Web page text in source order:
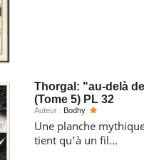
Thorgal: "au-delà
(Tome 5) PL 32
Auteur : Bodhy
Une planche
tient qu’à un fil…